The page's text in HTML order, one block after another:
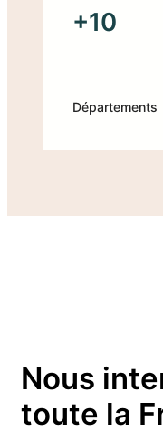
+10
Départements
Nous
toute la